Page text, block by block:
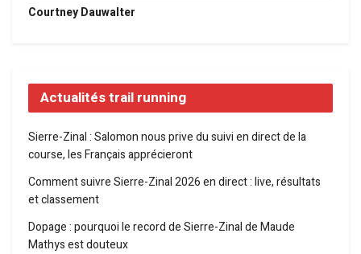
Courtney Dauwalter
Actualités trail running
Sierre-Zinal : Salomon nous prive du suivi en direct de la
course, les Français apprécieront
Comment suivre Sierre-Zinal 2026 en direct : live, résultats
et classement
Dopage : pourquoi le record de Sierre-Zinal de Maude
Mathys est douteux